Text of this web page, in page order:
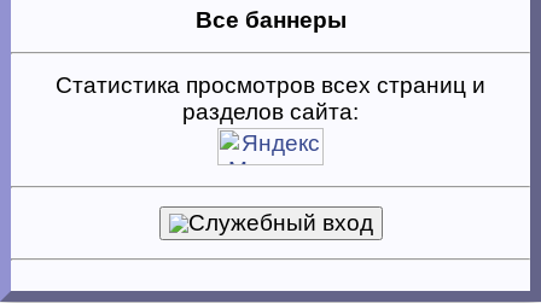
Все баннеры
Статистика просмотров всех страниц и
разделов сайта:
Служебный вход